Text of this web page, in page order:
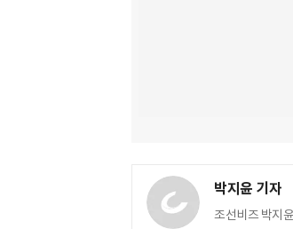
박지윤 기자
조선비즈 박지